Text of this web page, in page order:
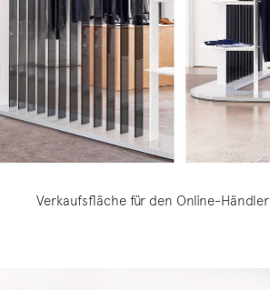
Verkaufsfläche für den Online-Händler